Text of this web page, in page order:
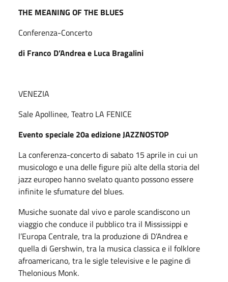
THE MEANING OF THE BLUES
Conferenza-Concerto
di Franco D’Andrea e Luca Bragalini
VENEZIA
Sale Apollinee, Teatro LA FENICE
Evento speciale 20a edizione JAZZNOSTOP
La conferenza-concerto di sabato 15 aprile in cui un
musicologo e una delle figure più alte della storia del
jazz europeo hanno svelato quanto possono essere
infinite le sfumature del blues.
Musiche suonate dal vivo e parole scandiscono un
viaggio che conduce il pubblico tra il Mississippi e
l’Europa Centrale, tra la produzione di D’Andrea e
quella di Gershwin, tra la musica classica e il folklore
afroamericano, tra le sigle televisive e le pagine di
Thelonious Monk.